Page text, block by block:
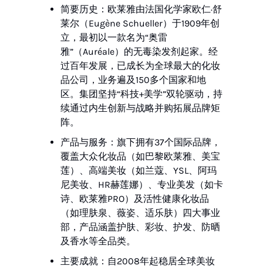
简要历史：欧莱雅由法国化学家欧仁·舒
莱尔（Eugène Schueller）于1909年创
立，最初以一款名为“奥雷
雅”（Auréale）的无毒染发剂起家。经
过百年发展，已成长为全球最大的化妆
品公司，业务遍及150多个国家和地
区。集团坚持“科技+美学”双轮驱动，持
续通过内生创新与战略并购拓展品牌矩
阵。
产品与服务：旗下拥有37个国际品牌，
覆盖大众化妆品（如巴黎欧莱雅、美宝
莲）、高端美妆（如兰蔻、YSL、阿玛
尼美妆、HR赫莲娜）、专业美发（如卡
诗、欧莱雅PRO）及活性健康化妆品
（如理肤泉、薇姿、适乐肤）四大事业
部，产品涵盖护肤、彩妆、护发、防晒
及香水等全品类。
主要成就：自2008年起稳居全球美妆